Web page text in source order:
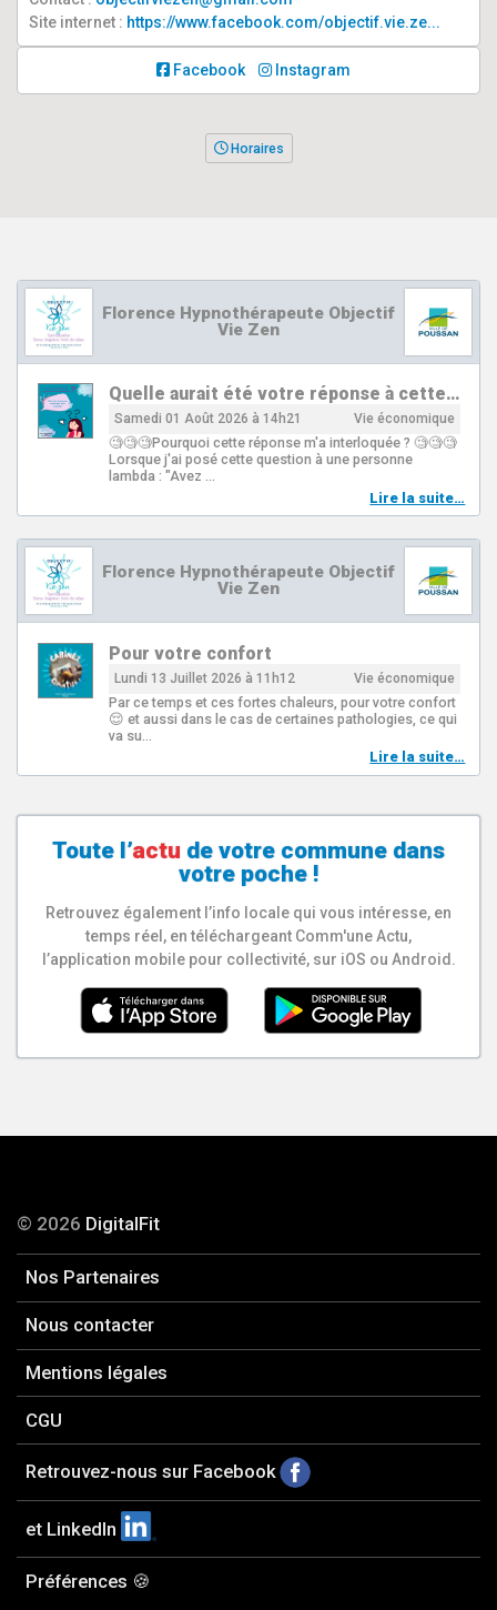
Site internet : https://www.facebook.com/objectif.vie.ze...
Facebook Instagram
Horaires
Florence Hypnothérapeute Objectif
Vie Zen
Quelle aurait été votre réponse à cette…
Samedi 01 Août 2026 à 14h21 Vie économique
🧐🧐🧐Pourquoi cette réponse m'a interloquée ? 🧐🧐🧐
Lorsque j'ai posé cette question à une personne
lambda : "Avez …
Lire la suite…
Florence Hypnothérapeute Objectif
Vie Zen
Pour votre confort
Lundi 13 Juillet 2026 à 11h12 Vie économique
Par ce temps et ces fortes chaleurs, pour votre confort
😌 et aussi dans le cas de certaines pathologies, ce qui
va su…
Lire la suite…
Toute l’actu de votre commune dans
votre poche !
Retrouvez également l’info locale qui vous intéresse, en
temps réel, en téléchargeant Comm'une Actu,
l’application mobile pour collectivité, sur iOS ou Android.
© 2026 DigitalFit
Nos Partenaires
Nous contacter
Mentions légales
CGU
Retrouvez-nous sur Facebook
et LinkedIn
Préférences 🍪